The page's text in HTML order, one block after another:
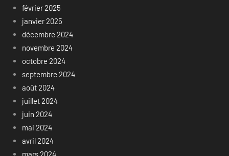
février 2025
janvier 2025
décembre 2024
novembre 2024
octobre 2024
septembre 2024
août 2024
juillet 2024
juin 2024
mai 2024
avril 2024
mars 2024